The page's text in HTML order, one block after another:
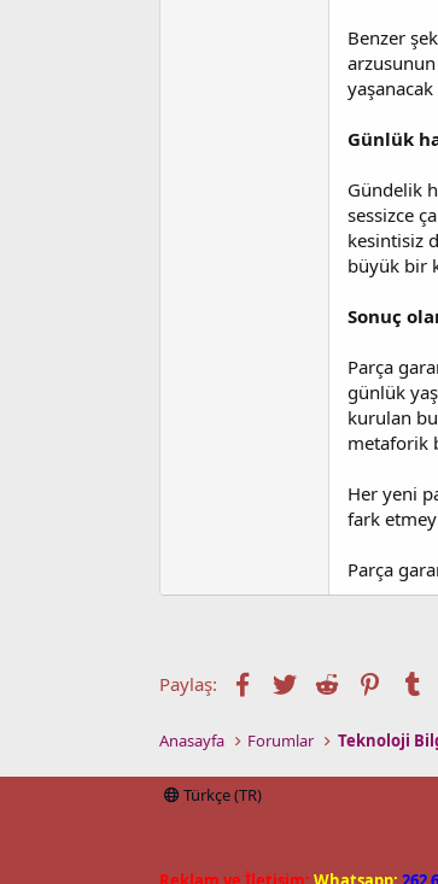
Benzer
yaşanacak
Günlük
Gündelik
sessizce
kesintisiz
büyük bir
Sonuç
Parça
günlük
kurulan
metaforik
Her yeni
fark
Parça
Paylaş: Facebook
TwitterReddit
Anasayfa Forumlar Teknoloji
Türkçe (TR)